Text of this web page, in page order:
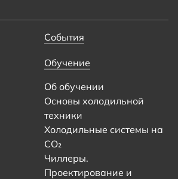
События
Обучение
Об обучении
Основы холодильной
техники
Холодильные системы на
CO₂
Чиллеры.
Проектирование и